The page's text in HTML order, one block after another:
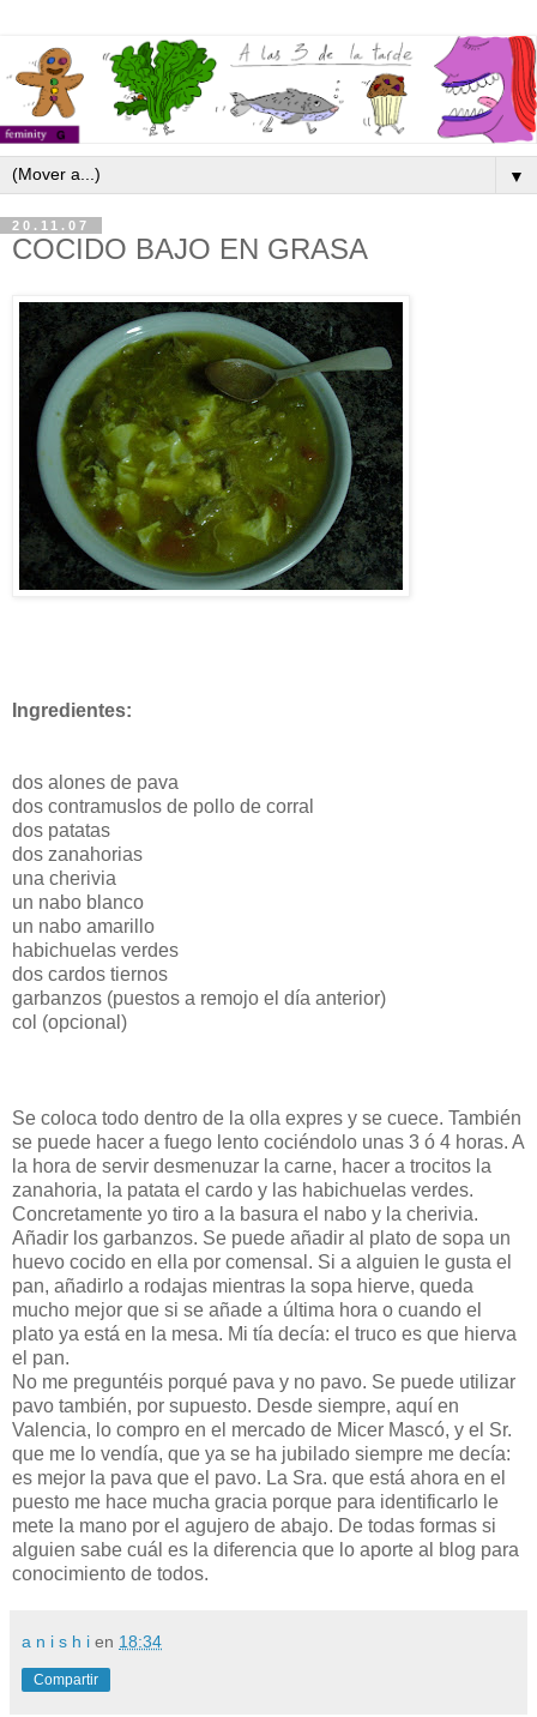
▼
20.11.07
COCIDO BAJO EN GRASA
Ingredientes:
dos alones de pava
dos contramuslos de pollo de corral
dos patatas
dos zanahorias
una cherivia
un nabo blanco
un nabo amarillo
habichuelas verdes
dos cardos tiernos
garbanzos (puestos a remojo el día anterior)
col (opcional)
Se coloca todo dentro de la olla expres y se cuece. También
se puede hacer a fuego lento cociéndolo unas 3 ó 4 horas. A
la hora de servir desmenuzar la carne, hacer a trocitos la
zanahoria, la patata el cardo y las habichuelas verdes.
Concretamente yo tiro a la basura el nabo y la cherivia.
Añadir los garbanzos. Se puede añadir al plato de sopa un
huevo cocido en ella por comensal. Si a alguien le gusta el
pan, añadirlo a rodajas mientras la sopa hierve, queda
mucho mejor que si se añade a última hora o cuando el
plato ya está en la mesa. Mi tía decía: el truco es que hierva
el pan.
No me preguntéis porqué pava y no pavo. Se puede utilizar
pavo también, por supuesto. Desde siempre, aquí en
Valencia, lo compro en el mercado de Micer Mascó, y el Sr.
que me lo vendía, que ya se ha jubilado siempre me decía:
es mejor la pava que el pavo. La Sra. que está ahora en el
puesto me hace mucha gracia porque para identificarlo le
mete la mano por el agujero de abajo. De todas formas si
alguien sabe cuál es la diferencia que lo aporte al blog para
conocimiento de todos.
a n i s h i en 18:34
Compartir